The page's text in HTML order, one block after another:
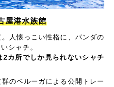
屋港水族館
人懐っこい性格に、パンダの
シャチ。
カ所でしか見られないシャチ
のベルーガによる公開トレー